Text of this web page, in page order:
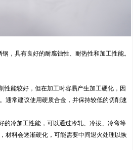
，具有良好的耐腐蚀性、耐热性和加工性能。
能较好，但在加工时容易产生加工硬化，因
通常建议使用硬质合金，并保持较低的切削速
的冷加工性能，可以通过冷轧、冷拔、冷弯等
材料会逐渐硬化，可能需要中间退火处理以恢